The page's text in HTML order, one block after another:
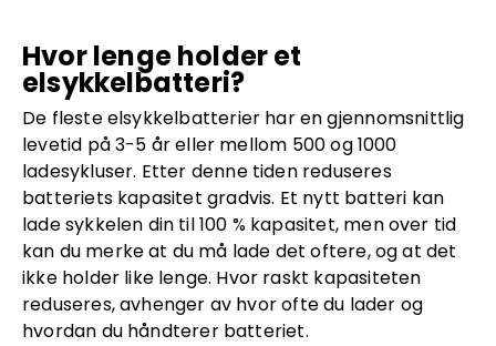
Hvor lenge holder et
elsykkelbatteri?
De fleste elsykkelbatterier har en gjennomsnittlig
levetid på 3-5 år eller mellom 500 og 1000
ladesykluser. Etter denne tiden reduseres
batteriets kapasitet gradvis. Et nytt batteri kan
lade sykkelen din til 100 % kapasitet, men over tid
kan du merke at du må lade det oftere, og at det
ikke holder like lenge. Hvor raskt kapasiteten
reduseres, avhenger av hvor ofte du lader og
hvordan du håndterer batteriet.